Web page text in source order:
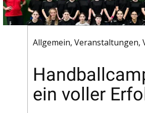
Allgemein, Veranstaltungen,
ein voller